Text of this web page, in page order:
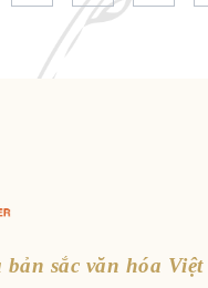
sắc văn hóa Việt